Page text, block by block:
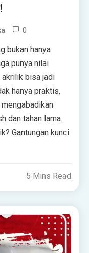
0
bukan hanya
punya nilai
akrilik bisa jadi
hanya praktis,
dan tahan lama.
Gantungan kunci
5 Mins Read